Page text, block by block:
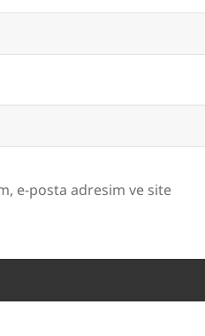
e-posta adresim ve site